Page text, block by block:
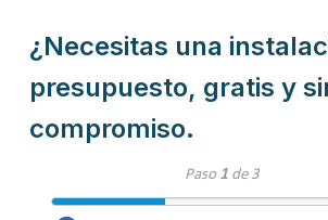
¿Necesitas una
presupuesto, gratis y
compromiso.
Paso 1de 3